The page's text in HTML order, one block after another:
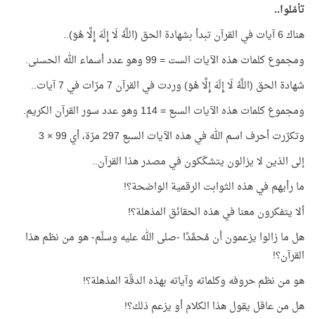
تأمّلوا..
هناك 6 آيات في القرآن تبدأ بشهادة الحق (اللَّهُ لَا إِلَهَ إِلَّا هُوَ)..
ومجموع كلمات هذه الآيات الست = 99 وهو عدد أسماء الله الحسنى.
شهادة الحق (اللَّهُ لَا إِلَهَ إِلَّا هُوَ) وردت في القرآن 7 مرّات في 7 آيات..
ومجموع كلمات هذه الآيات السبع = 114 وهو عدد سور القرآن الكريم.
وتكرّرت أحرف اسم الله في هذه الآيات السبع 297 مرّة، أي 99 × 3
إلى الذين لا يزالون يتشكّكون في مصدر هذا القرآن..
ما رأيهم في هذه الثوابت الرقمية الواضحة؟!
ألا يتفكرون معنا في هذه الحقائق المذهلة؟!
هل ما زالوا يزعمون أن مُحمَّدًا -صلى الله عليه وسلّم- هو من نظم هذا
القرآن؟!
هو من نظم حروفه وكلماته وآياته بهذه الدقّة المذهلة؟!
هل من عاقل يقول هذا الكلام أو يزعم ذلك؟!